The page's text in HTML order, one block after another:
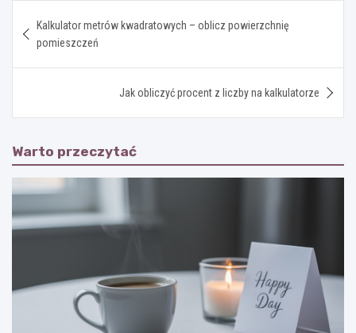
wpisu
Kalkulator metrów kwadratowych – oblicz powierzchnię
pomieszczeń
Jak obliczyć procent z liczby na kalkulatorze
Warto przeczytać